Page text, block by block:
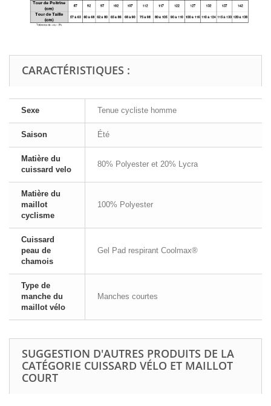
CARACTÉRISTIQUES :
Sexe Tenue cycliste homme
Saison Été
Matière du
cuissard velo
80% Polyester et 20% Lycra
Matière du
maillot
cyclisme
100% Polyester
Cuissard
peau de
chamois
Gel Pad respirant Coolmax®
Type de
manche du
maillot vélo
Manches courtes
SUGGESTION D'AUTRES PRODUITS DE LA
CATÉGORIE CUISSARD VÉLO ET MAILLOT
COURT